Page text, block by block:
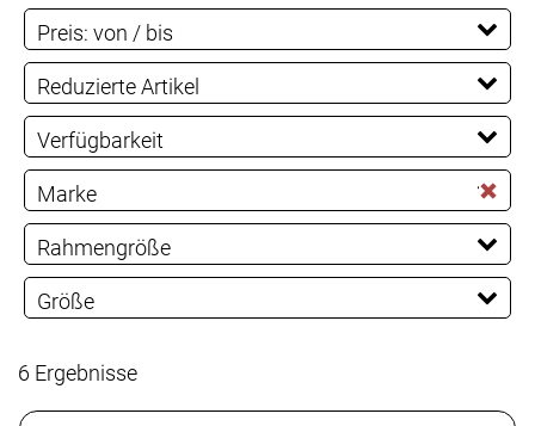
Preis: von / bis
EUR
EUR
PREISFILTER ANWENDEN
Reduzierte Artikel
Reduzierte Artikel
Verfügbarkeit
Marke
Amflow Crussis
Scott Stevens
Rahmengröße
L
Größe
6 Ergebnisse